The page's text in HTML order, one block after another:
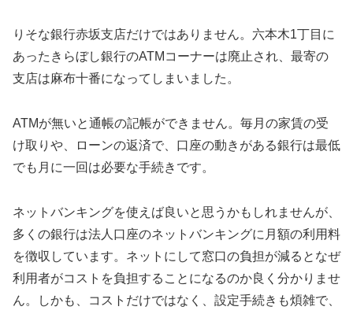
りそな銀行赤坂支店だけではありません。六本木1丁目に
あったきらぼし銀行のATMコーナーは廃止され、最寄の
支店は麻布十番になってしまいました。
ATMが無いと通帳の記帳ができません。毎月の家賃の受
け取りや、ローンの返済で、口座の動きがある銀行は最低
でも月に一回は必要な手続きです。
ネットバンキングを使えば良いと思うかもしれませんが、
多くの銀行は法人口座のネットバンキングに月額の利用料
を徴収しています。ネットにして窓口の負担が減るとなぜ
利用者がコストを負担することになるのか良く分かりませ
ん。しかも、コストだけではなく、設定手続きも煩雑で、